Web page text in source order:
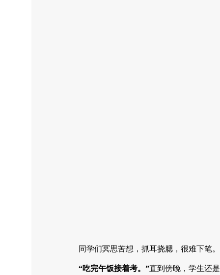
同学们冥思苦想，抓耳挠腮，很难下笔
“吃完午饭接着考。”直到傍晚，学生还